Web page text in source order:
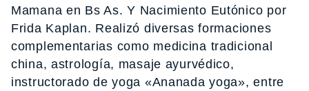
Mamana en Bs As. Y Nacimiento Eutónico por
Frida Kaplan. Realizó diversas formaciones
complementarias como medicina tradicional
china, astrología, masaje ayurvédico,
instructorado de yoga «Ananada yoga», entre